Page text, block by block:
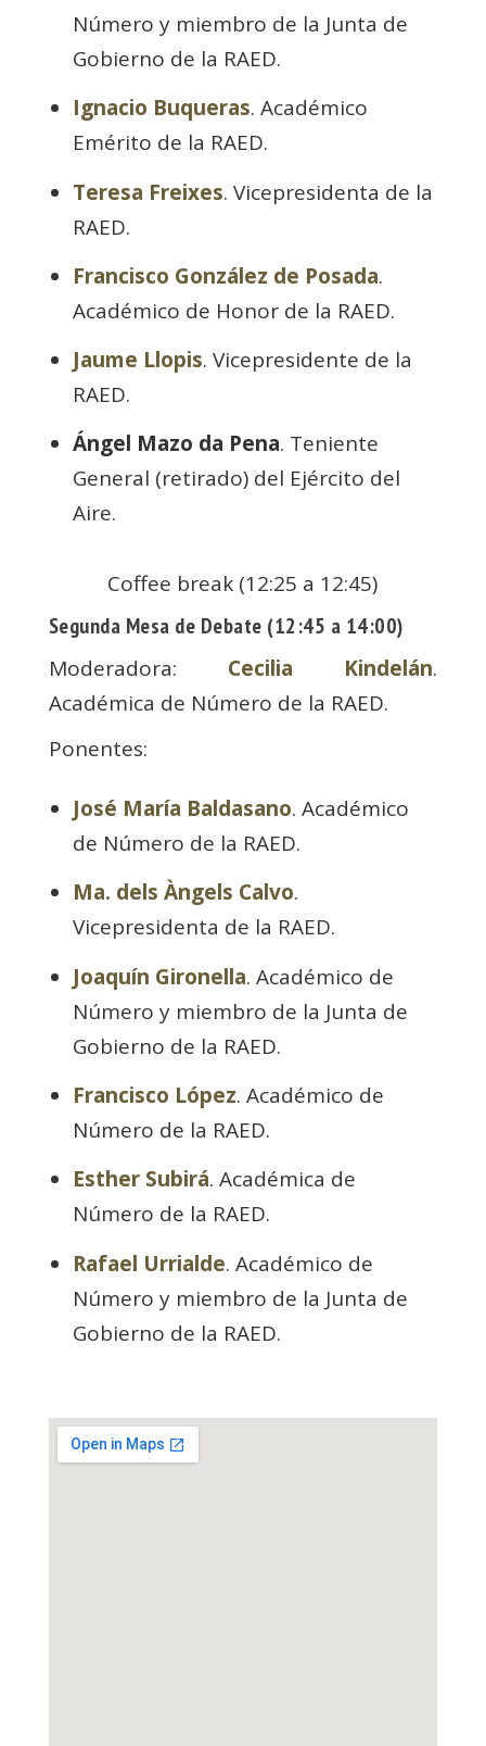
Número y miembro de la Junta de
Gobierno de la RAED.
Ignacio Buqueras. Académico
Emérito de la RAED.
Teresa Freixes. Vicepresidenta de la
RAED.
Francisco González de Posada.
Académico de Honor de la RAED.
Jaume Llopis. Vicepresidente de la
RAED.
Ángel Mazo da Pena. Teniente
General (retirado) del Ejército del
Aire.
Coffee break (12:25 a 12:45)
Segunda Mesa de Debate (12:45 a 14:00)
Moderadora: Cecilia Kindelán.
Académica de Número de la RAED.
Ponentes:
José María Baldasano. Académico
de Número de la RAED.
Ma. dels Àngels Calvo.
Vicepresidenta de la RAED.
Joaquín Gironella. Académico de
Número y miembro de la Junta de
Gobierno de la RAED.
Francisco López. Académico de
Número de la RAED.
Esther Subirá. Académica de
Número de la RAED.
Rafael Urrialde. Académico de
Número y miembro de la Junta de
Gobierno de la RAED.